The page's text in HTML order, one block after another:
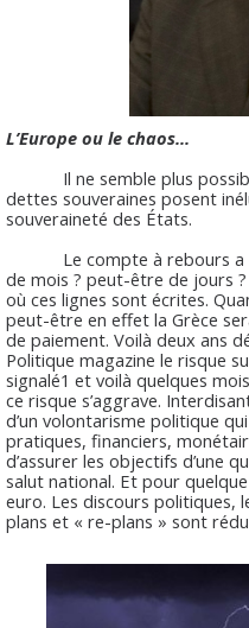
L’Europe ou le chaos...
Il ne semble plus
dettes souveraines posent
souveraineté des États.
Le compte à rebours a
de mois ? peut-être de jours
où ces lignes sont écrites.
peut-être en effet la Grèce
de paiement. Voilà deux ans
Politique magazine le risque
signalé1 et voilà quelques
ce risque s’aggrave.
d’un volontarisme politique
pratiques, financiers,
d’assurer les objectifs d’une
salut national. Et pour
euro. Les discours politiques,
plans et « re-plans » sont